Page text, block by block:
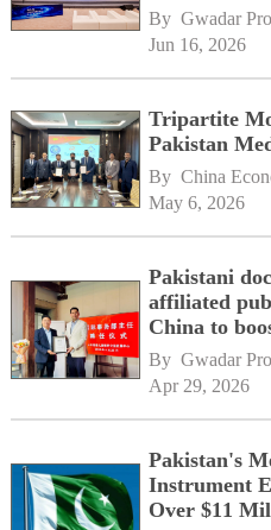
By Gwadar Pro
Jun 16, 2026
Tripartite
Pakistan
By China
May 6, 2026
Pakistani
affiliated
China to
cooperation
By Gwadar Pro
Apr 29, 2026
Pakistan's
Instrument
Over $11